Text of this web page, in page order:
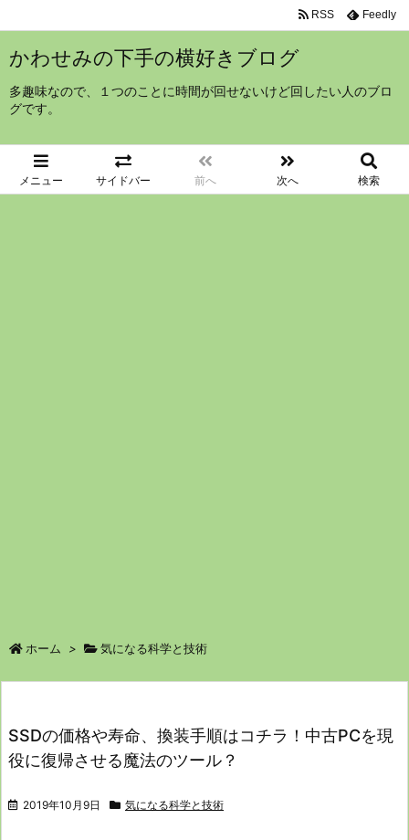
かわせみの下手の横好きブログ
多趣味なので、１つのことに時間が回せないけど回したい人のブロ
グです。
メニュー サイドバー 前へ 次へ 検索
RSS Feedly
ホーム > 気になる科学と技術
SSDの価格や寿命、換装手順はコチラ！中古PCを現
役に復帰させる魔法のツール？
2019年10月9日 気になる科学と技術